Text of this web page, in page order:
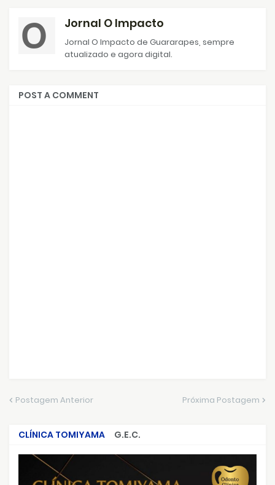
Jornal O Impacto
Jornal O Impacto de Guararapes, sempre
atualizado e agora digital.
POST A COMMENT
Postagem Anterior Próxima Postagem
CLÍNICA TOMIYAMA
G.E.C.
CRIMES QUE ABALARAM O BRASIL